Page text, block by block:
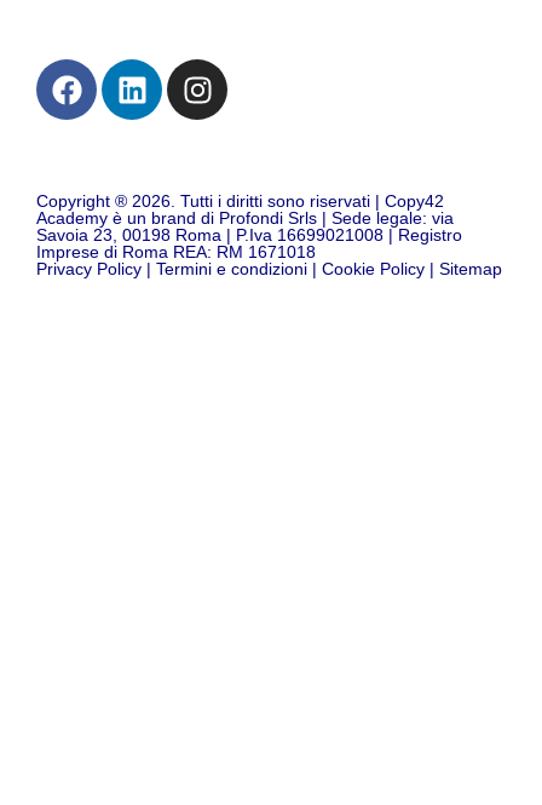
Copyright ® 2026. Tutti i diritti sono riservati | Copy42
Academy è un brand di Profondi Srls | Sede legale: via
Savoia 23, 00198 Roma | P.Iva 16699021008 | Registro
Imprese di Roma REA: RM 1671018
Privacy Policy | Termini e condizioni | Cookie Policy | Sitemap